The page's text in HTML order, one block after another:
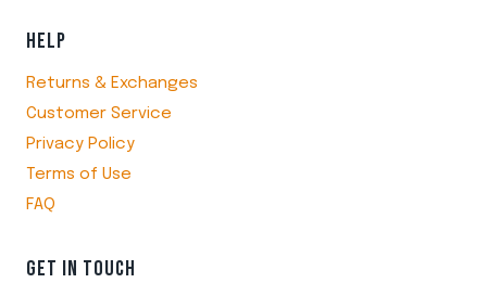
HELP
Returns & Exchanges
Customer Service
Privacy Policy
Terms of Use
FAQ
GET IN TOUCH